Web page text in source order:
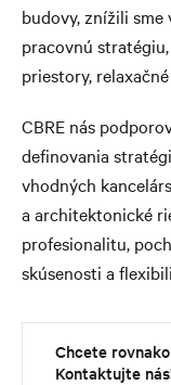
budovy, znížili
pracovnú
priestory,
CBRE nás
definovania
vhodných
a architektonické
profesionalitu,
skúsenosti a
Chcete
Kontaktujte